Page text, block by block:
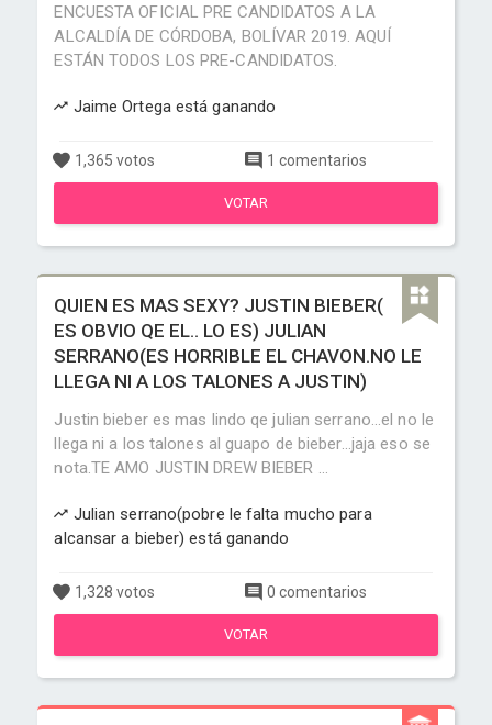
ENCUESTA OFICIAL PRE CANDIDATOS A LA
ALCALDÍA DE CÓRDOBA, BOLÍVAR 2019. AQUÍ
ESTÁN TODOS LOS PRE-CANDIDATOS.
Jaime Ortega está ganando
1,365 votos 1 comentarios
VOTAR
QUIEN ES MAS SEXY? JUSTIN BIEBER(
ES OBVIO QE EL.. LO ES) JULIAN
SERRANO(ES HORRIBLE EL CHAVON.NO LE
LLEGA NI A LOS TALONES A JUSTIN)
Justin bieber es mas lindo qe julian serrano...el no le
llega ni a los talones al guapo de bieber...jaja eso se
nota.TE AMO JUSTIN DREW BIEBER ...
Julian serrano(pobre le falta mucho para
alcansar a bieber) está ganando
1,328 votos 0 comentarios
VOTAR